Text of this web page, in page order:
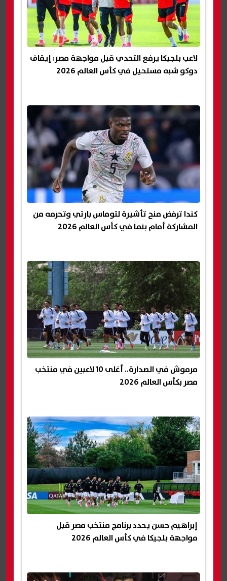
لاعب بلجيكا يرفع التحدي قبل مواجهة مصر: إيقاف
دوكو شبه مستحيل في كأس العالم 2026
كندا ترفض منح تأشيرة لتوماس بارتي وتحرمه من
المشاركة أمام بنما في كأس العالم 2026
مرموش في الصدارة.. أغلى 10 لاعبين في منتخب
مصر بكأس العالم 2026
إبراهيم حسن يحدد برنامج منتخب مصر قبل
مواجهة بلجيكا في كأس العالم 2026